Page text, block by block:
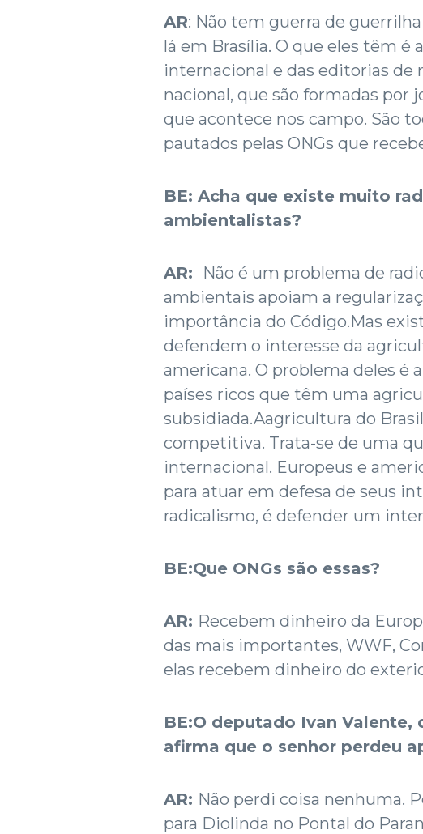
AR: Não tem guerra de
lá em Brasília. O que eles têm é
internacional e das editorias
nacional, que são formadas por
que acontece nos campo. São
pautados pelas ONGs que
BE: Acha que existe muito
ambientalistas?
AR: Não é um problema de
ambientais apoiam a
importância do Código.Mas
defendem o interesse da
americana. O problema deles é
países ricos que têm uma
subsidiada.Aagricultura do
competitiva. Trata-se de uma
internacional. Europeus e
para atuar em defesa de seus
radicalismo, é defender um
BE:Que ONGs são essas?
AR: Recebem dinheiro da
das mais importantes, WWF,
elas recebem dinheiro do
BE:O deputado Ivan
afirma que o senhor perdeu
AR: Não perdi coisa nenhuma.
para Diolinda no Pontal do